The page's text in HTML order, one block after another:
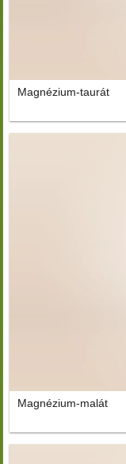
Magnézium-taurát
Magnézium-malát